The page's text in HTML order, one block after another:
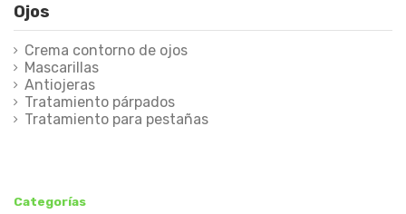
Ojos
Crema contorno de ojos
Mascarillas
Antiojeras
Tratamiento párpados
Tratamiento para pestañas
Categorías